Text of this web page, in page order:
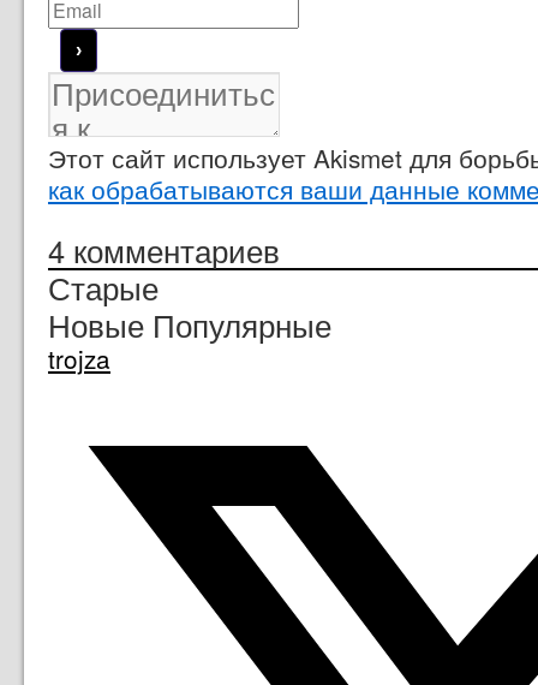
Этот сайт использует Akismet для
как обрабатываются ваши данные
4 комментариев
Старые
Новые Популярные
trojza